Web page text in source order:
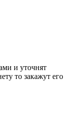
и уточнят
то закажут его